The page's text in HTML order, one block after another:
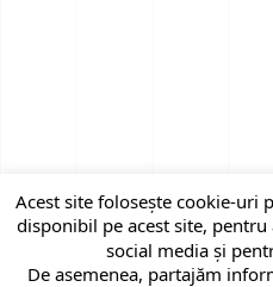
Acest site folosește cookie-uri
disponibil pe acest site,
social media și
De asemenea, partajăm